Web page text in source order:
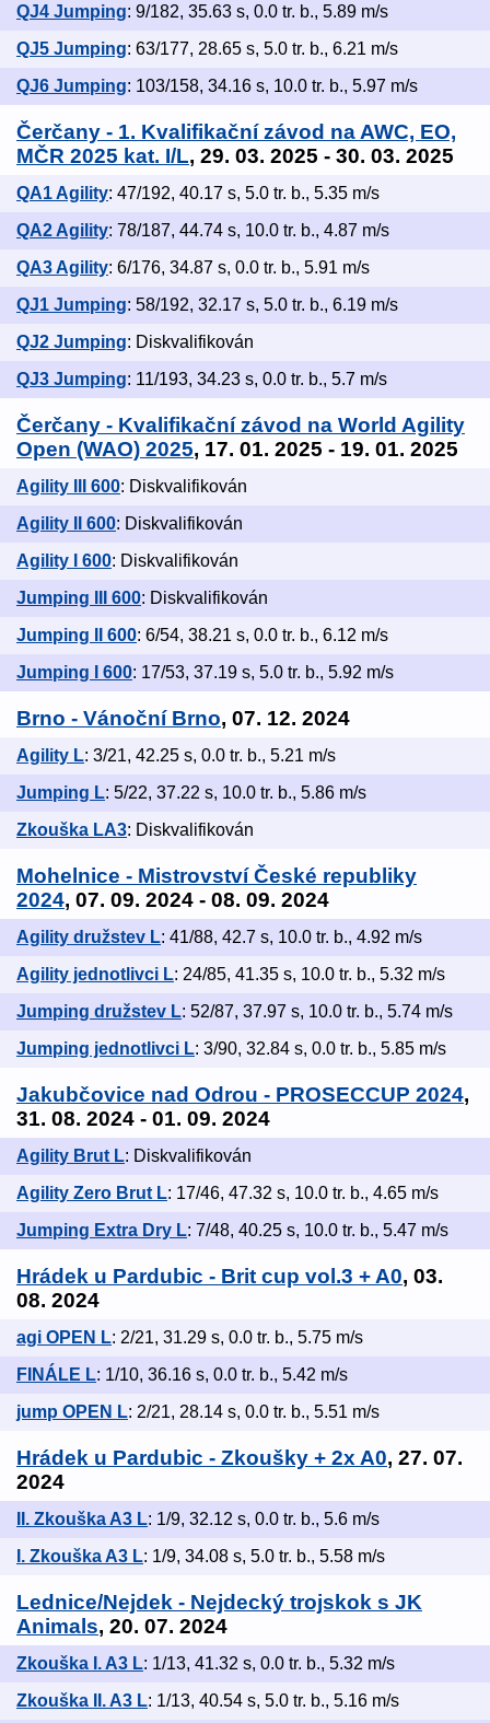
QJ4 Jumping: 9/182, 35.63 s, 0.0 tr. b., 5.89 m/s
QJ5 Jumping: 63/177, 28.65 s, 5.0 tr. b., 6.21 m/s
QJ6 Jumping: 103/158, 34.16 s, 10.0 tr. b., 5.97 m/s
Čerčany - 1. Kvalifikační závod na AWC, EO,
MČR 2025 kat. I/L, 29. 03. 2025 - 30. 03. 2025
QA1 Agility: 47/192, 40.17 s, 5.0 tr. b., 5.35 m/s
QA2 Agility: 78/187, 44.74 s, 10.0 tr. b., 4.87 m/s
QA3 Agility: 6/176, 34.87 s, 0.0 tr. b., 5.91 m/s
QJ1 Jumping: 58/192, 32.17 s, 5.0 tr. b., 6.19 m/s
QJ2 Jumping: Diskvalifikován
QJ3 Jumping: 11/193, 34.23 s, 0.0 tr. b., 5.7 m/s
Čerčany - Kvalifikační závod na World Agility
Open (WAO) 2025, 17. 01. 2025 - 19. 01. 2025
Agility III 600: Diskvalifikován
Agility II 600: Diskvalifikován
Agility I 600: Diskvalifikován
Jumping III 600: Diskvalifikován
Jumping II 600: 6/54, 38.21 s, 0.0 tr. b., 6.12 m/s
Jumping I 600: 17/53, 37.19 s, 5.0 tr. b., 5.92 m/s
Brno - Vánoční Brno, 07. 12. 2024
Agility L: 3/21, 42.25 s, 0.0 tr. b., 5.21 m/s
Jumping L: 5/22, 37.22 s, 10.0 tr. b., 5.86 m/s
Zkouška LA3: Diskvalifikován
Mohelnice - Mistrovství České republiky
2024, 07. 09. 2024 - 08. 09. 2024
Agility družstev L: 41/88, 42.7 s, 10.0 tr. b., 4.92 m/s
Agility jednotlivci L: 24/85, 41.35 s, 10.0 tr. b., 5.32 m/s
Jumping družstev L: 52/87, 37.97 s, 10.0 tr. b., 5.74 m/s
Jumping jednotlivci L: 3/90, 32.84 s, 0.0 tr. b., 5.85 m/s
Jakubčovice nad Odrou - PROSECCUP 2024,
31. 08. 2024 - 01. 09. 2024
Agility Brut L: Diskvalifikován
Agility Zero Brut L: 17/46, 47.32 s, 10.0 tr. b., 4.65 m/s
Jumping Extra Dry L: 7/48, 40.25 s, 10.0 tr. b., 5.47 m/s
Hrádek u Pardubic - Brit cup vol.3 + A0, 03.
08. 2024
agi OPEN L: 2/21, 31.29 s, 0.0 tr. b., 5.75 m/s
FINÁLE L: 1/10, 36.16 s, 0.0 tr. b., 5.42 m/s
jump OPEN L: 2/21, 28.14 s, 0.0 tr. b., 5.51 m/s
Hrádek u Pardubic - Zkoušky + 2x A0, 27. 07.
2024
II. Zkouška A3 L: 1/9, 32.12 s, 0.0 tr. b., 5.6 m/s
I. Zkouška A3 L: 1/9, 34.08 s, 5.0 tr. b., 5.58 m/s
Lednice/Nejdek - Nejdecký trojskok s JK
Animals, 20. 07. 2024
Zkouška I. A3 L: 1/13, 41.32 s, 0.0 tr. b., 5.32 m/s
Zkouška II. A3 L: 1/13, 40.54 s, 5.0 tr. b., 5.16 m/s